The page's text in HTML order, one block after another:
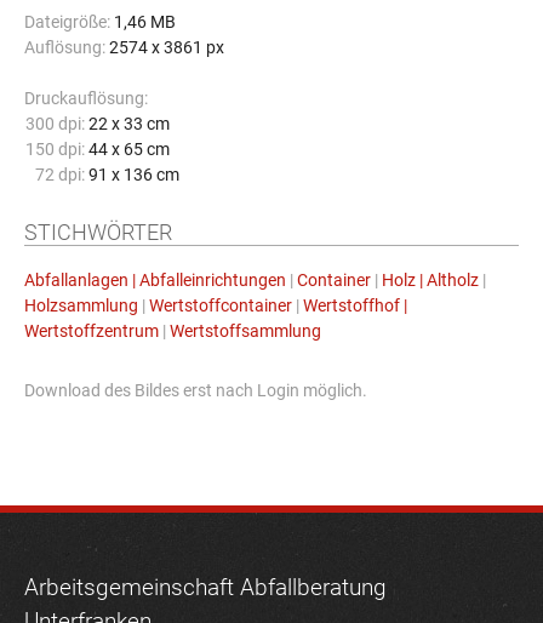
Dateigröße: 1,46 MB
Auflösung:2574 x 3861 px
Druckauflösung:
300 dpi: 22 x 33 cm
150 dpi: 44 x 65 cm
72 dpi: 91 x 136 cm
STICHWÖRTER
Abfallanlagen | Abfalleinrichtungen | Container | Holz | Altholz |
Holzsammlung | Wertstoffcontainer | Wertstoffhof |
Wertstoffzentrum | Wertstoffsammlung
Download des Bildes erst nach Login möglich.
Arbeitsgemeinschaft Abfallberatung